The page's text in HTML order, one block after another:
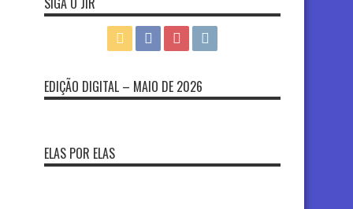
EDIÇÃO DIGITAL – MAIO DE 2026
ELAS POR ELAS